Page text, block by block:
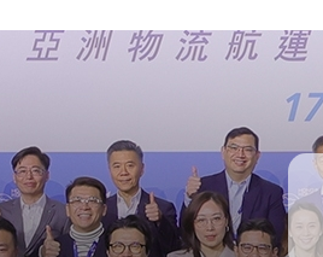
機構簡介
組織架構
組織架構
董事局
服務
可獲授權之技術
應用於公共服務
重點項目
合作計劃
資助計劃
資助計劃
稅務優惠
活動
獎項
新聞中心
會籍及服務
會員列表
會員登入